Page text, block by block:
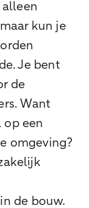
kun je
Je bent
de
Want
op een
omgeving?
de bouw.